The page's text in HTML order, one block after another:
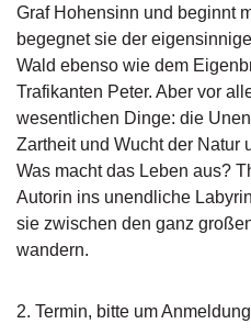
c
h
a
u
H
a
n
d
e
r
Graf Hohensinn und beginnt
begegnet sie der
Wald ebenso wie dem
Trafikanten Peter. Aber vor
wesentlichen Dinge: die
Zartheit und Wucht der Natur
Was macht das Leben aus?
Autorin ins unendliche
sie zwischen den ganz
wandern.
2. Termin, bitte um